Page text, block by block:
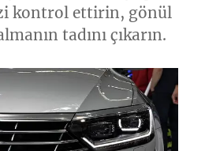
kontrol ettirin, gönül
tadını çıkarın.